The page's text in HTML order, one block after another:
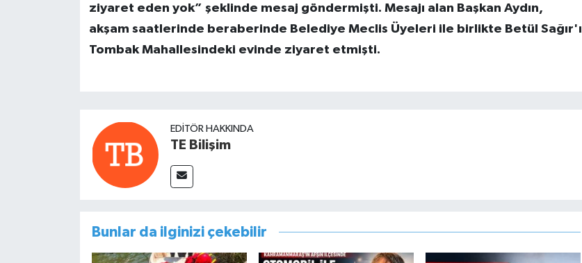
ziyaret eden yok” şeklinde mesaj göndermişti. Mesajı alan Başkan Aydın,
akşam saatlerinde beraberinde Belediye Meclis Üyeleri ile birlikte Betül Sağır'ı
Tombak Mahallesindeki evinde ziyaret etmişti.
EDITÖR HAKKINDA
TE Bilişim
Bunlar da ilginizi çekebilir